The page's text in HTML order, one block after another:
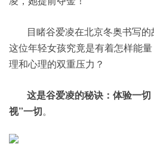
目睹谷爱凌在北京冬奥书写
这位年轻女孩究竟是有着怎样能
理和心理的双重压力？
这是谷爱凌的秘诀：体验一
视”一切。